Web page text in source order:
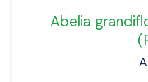
Abelia